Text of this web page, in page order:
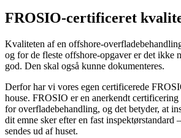
FROSIO-certificeret
Kvaliteten af en offshore-
og for de fleste offshore-opgaver er det ikke
god. Den skal også kunne dokumenteres.
Derfor har vi vores egen certificerede
house. FROSIO er en anerkendt
for overfladebehandling, og det betyder, at
dit emne sker efter en fast inspektørstandard
sendes ud af huset.